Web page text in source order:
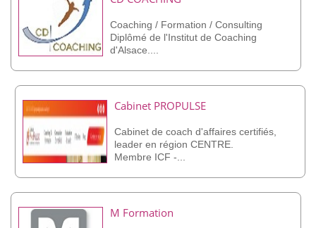
Coaching / Formation / Consulting
Diplômé de l'Institut de Coaching
d'Alsace....
Cabinet PROPULSE
Cabinet de coach d'affaires certifiés,
leader en région CENTRE.
Membre ICF -...
M Formation